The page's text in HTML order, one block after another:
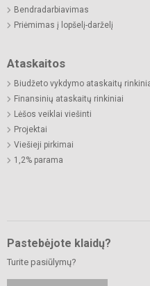
Bendradarbiavimas
Priėmimas į lopšelį-darželį
Ataskaitos
Biudžeto vykdymo ataskaitų
Finansinių ataskaitų rinkiniai
Lėšos veiklai viešinti
Projektai
Viešieji pirkimai
1,2% parama
Pastebėjote klaidų?
Turite pasiūlymų?